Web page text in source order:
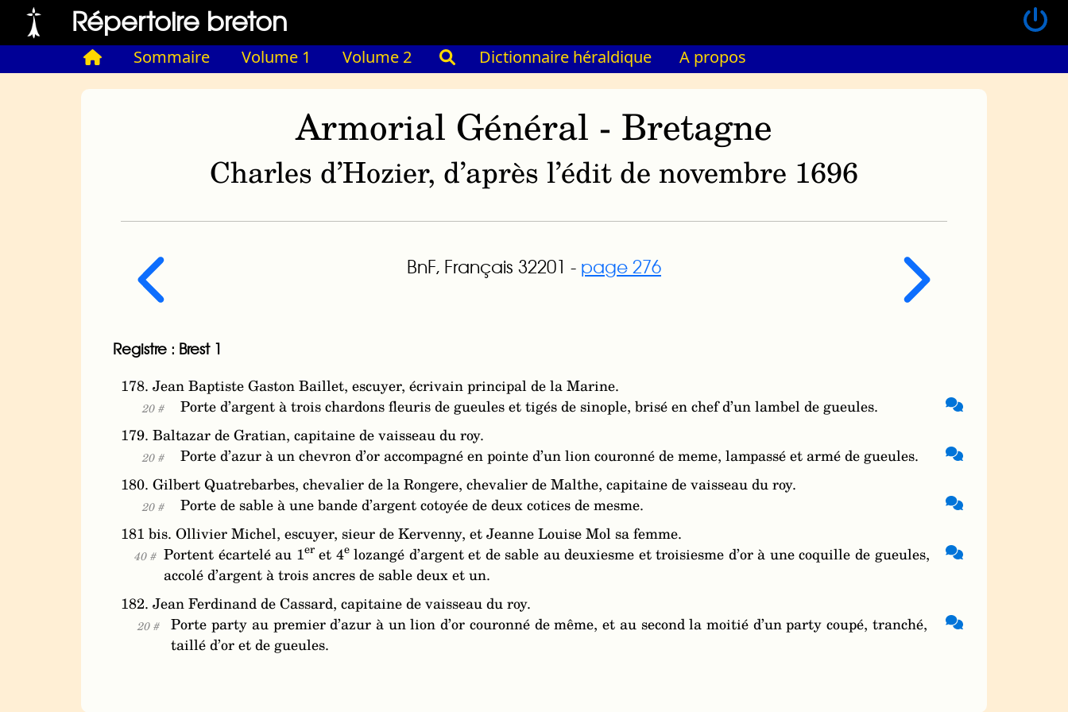
Répertoire breton
Sommaire Volume 1 Volume 2 Dictionnaire héraldique A propos
Armorial Général - Bretagne
Charles d’Hozier, d’après l’édit de novembre 1696
BnF, Français 32201 - page 276
Registre : Brest 1
178. Jean Baptiste Gaston Baillet, escuyer, écrivain principal de la Marine.
20 #
Porte d’argent à trois chardons fleuris de gueules et tigés de sinople, brisé en chef d’un lambel de gueules.
179. Baltazar de Gratian, capitaine de vaisseau du roy.
20 #
Porte d’azur à un chevron d’or accompagné en pointe d’un lion couronné de meme, lampassé et armé de gueules.
180. Gilbert Quatrebarbes, chevalier de la Rongere, chevalier de Malthe, capitaine de vaisseau du roy.
20 #
Porte de sable à une bande d’argent cotoyée de deux cotices de mesme.
181 bis. Ollivier Michel, escuyer, sieur de Kervenny, et Jeanne Louise Mol sa femme.
40 # Portent écartelé au 1eret 4elozangé d’argent et de sable au deuxiesme et troisiesme d’or à une coquille de gueules,
accolé d’argent à trois ancres de sable deux et un.
182. Jean Ferdinand de Cassard, capitaine de vaisseau du roy.
20 #
Porte party au premier d’azur à un lion d’or couronné de même, et au second la moitié d’un party coupé, tranché,
taillé d’or et de gueules.